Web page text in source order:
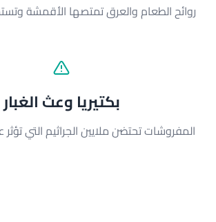
روائح الطعام والعرق تمتصها الأقمشة
بكتيريا وعث الغبار
المفروشات تحتضن ملايين الجراثيم التي